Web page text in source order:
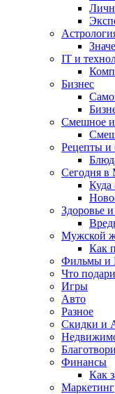
IT и
Бизнес
Смешное
Рецепты и
Сегодня в
Куда
Здоровье
Мужской
Как
Фильмы и
Что
Игры
Авто
Разное
Скидки и
Финансы
Как
Маркетинг